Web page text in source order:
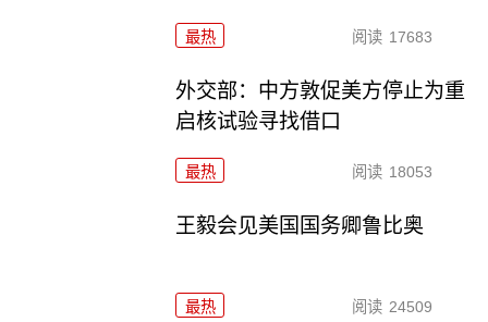
最热 阅读 17683
外交部：中方敦促美方停止为重
启核试验寻找借口
最热 阅读 18053
王毅会见美国国务卿鲁比奥
最热 阅读 24509